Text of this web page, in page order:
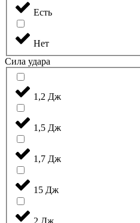
Есть
Нет
Сила удара
1,2 Дж
1,5 Дж
1,7 Дж
15 Дж